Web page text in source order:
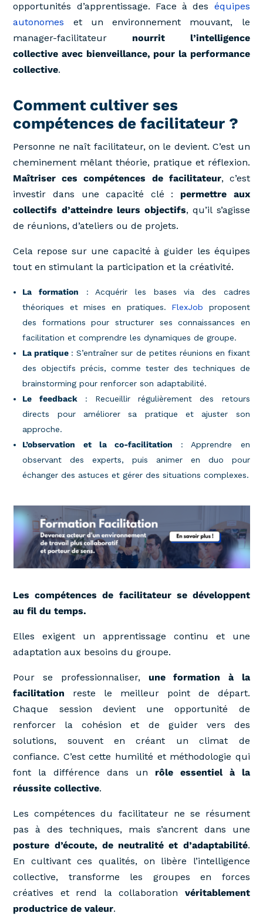
opportunités d’apprentissage. Face à des équipes
autonomes et un environnement mouvant, le
manager-facilitateur nourrit l’intelligence
collective avec bienveillance, pour la performance
collective.
Comment cultiver ses
compétences de facilitateur ?
Personne ne naît facilitateur, on le devient. C’est un
cheminement mêlant théorie, pratique et réflexion.
Maîtriser ces compétences de facilitateur, c’est
investir dans une capacité clé : permettre aux
collectifs d’atteindre leurs objectifs, qu’il s’agisse
de réunions, d’ateliers ou de projets.
Cela repose sur une capacité à guider les équipes
tout en stimulant la participation et la créativité.
La formation : Acquérir les bases via des cadres
théoriques et mises en pratiques. FlexJob proposent
des formations pour structurer ses connaissances en
facilitation et comprendre les dynamiques de groupe.
La pratique : S’entraîner sur de petites réunions en fixant
des objectifs précis, comme tester des techniques de
brainstorming pour renforcer son adaptabilité.
Le feedback: Recueillir régulièrement des retours
directs pour améliorer sa pratique et ajuster son
approche.
L’observation et la co-facilitation : Apprendre en
observant des experts, puis animer en duo pour
échanger des astuces et gérer des situations complexes.
Les compétences de facilitateur se développent
au fil du temps.
Elles exigent un apprentissage continu et une
adaptation aux besoins du groupe.
Pour se professionnaliser, une formation à la
facilitation reste le meilleur point de départ.
Chaque session devient une opportunité de
renforcer la cohésion et de guider vers des
solutions, souvent en créant un climat de
confiance. C’est cette humilité et méthodologie qui
font la différence dans un rôle essentiel à la
réussite collective.
Les compétences du facilitateur ne se résument
pas à des techniques, mais s’ancrent dans une
posture d’écoute, de neutralité et d’adaptabilité.
En cultivant ces qualités, on libère l’intelligence
collective, transforme les groupes en forces
créatives et rend la collaboration véritablement
productrice de valeur.